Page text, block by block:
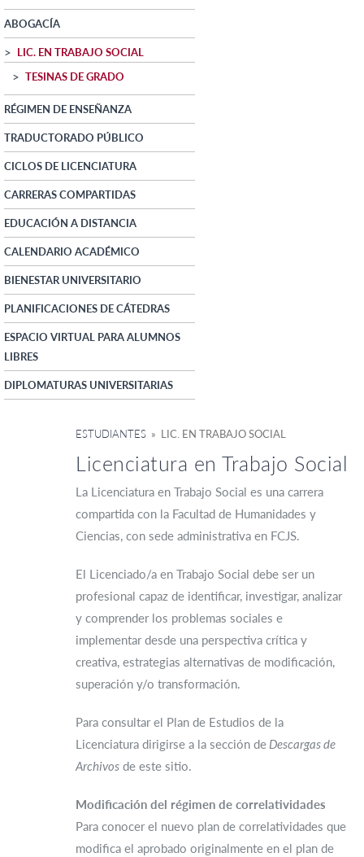
ABOGACÍA
LIC. EN TRABAJO SOCIAL
TESINAS DE GRADO
RÉGIMEN DE ENSEÑANZA
TRADUCTORADO PÚBLICO
CICLOS DE LICENCIATURA
CARRERAS COMPARTIDAS
EDUCACIÓN A DISTANCIA
CALENDARIO ACADÉMICO
BIENESTAR UNIVERSITARIO
PLANIFICACIONES DE CÁTEDRAS
ESPACIO VIRTUAL PARA ALUMNOS
LIBRES
DIPLOMATURAS UNIVERSITARIAS
ESTUDIANTES » LIC. EN TRABAJO SOCIAL
Licenciatura en Trabajo Social
La Licenciatura en Trabajo Social es una carrera
compartida con la Facultad de Humanidades y
Ciencias, con sede administrativa en FCJS.
El Licenciado/a en Trabajo Social debe ser un
profesional capaz de identificar, investigar, analizar
y comprender los problemas sociales e
implementar desde una perspectiva crítica y
creativa, estrategias alternativas de modificación,
superación y/o transformación.
Para consultar el Plan de Estudios de la
Licenciatura dirigirse a la sección de Descargas de
Archivos de este sitio.
Modificación del régimen de correlatividades
Para conocer el nuevo plan de correlatividades que
modifica el aprobado originalmente en el plan de